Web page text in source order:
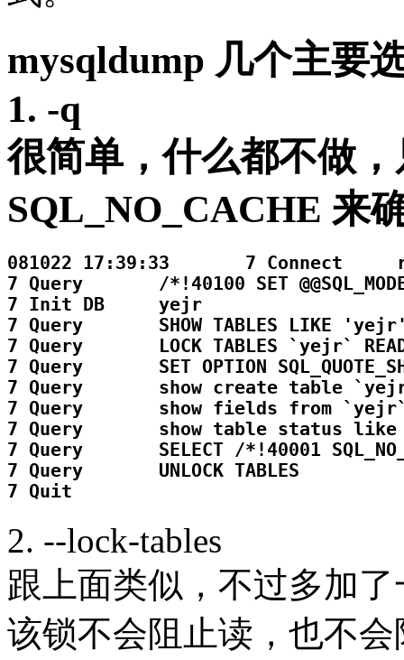
mysqldump 几个主要
1. -q
很简单，什么都不做
SQL_NO_CACHE 来
081022 17:39:33       7 Connect
7 Query       /*!40100 SET
7 Init DB     yejr
7 Query       SHOW TABLES LIKE
7 Query       LOCK TABLES `yejr`
7 Query       SET OPTION
7 Query       show create table
7 Query       show fields from
7 Query       show table status
7 Query       SELECT /*!40001
7 Query       UNLOCK TABLES
2. --lock-tables
跟上面类似，不过多加
该锁不会阻止读，也不